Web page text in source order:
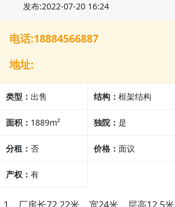
发布:2022-07-20 16:24
电话:18884566887
地址:
类型： 出售 结构：框架结构
面积： 1889m² 独院：是
分租： 否 价格：面议
产权： 有